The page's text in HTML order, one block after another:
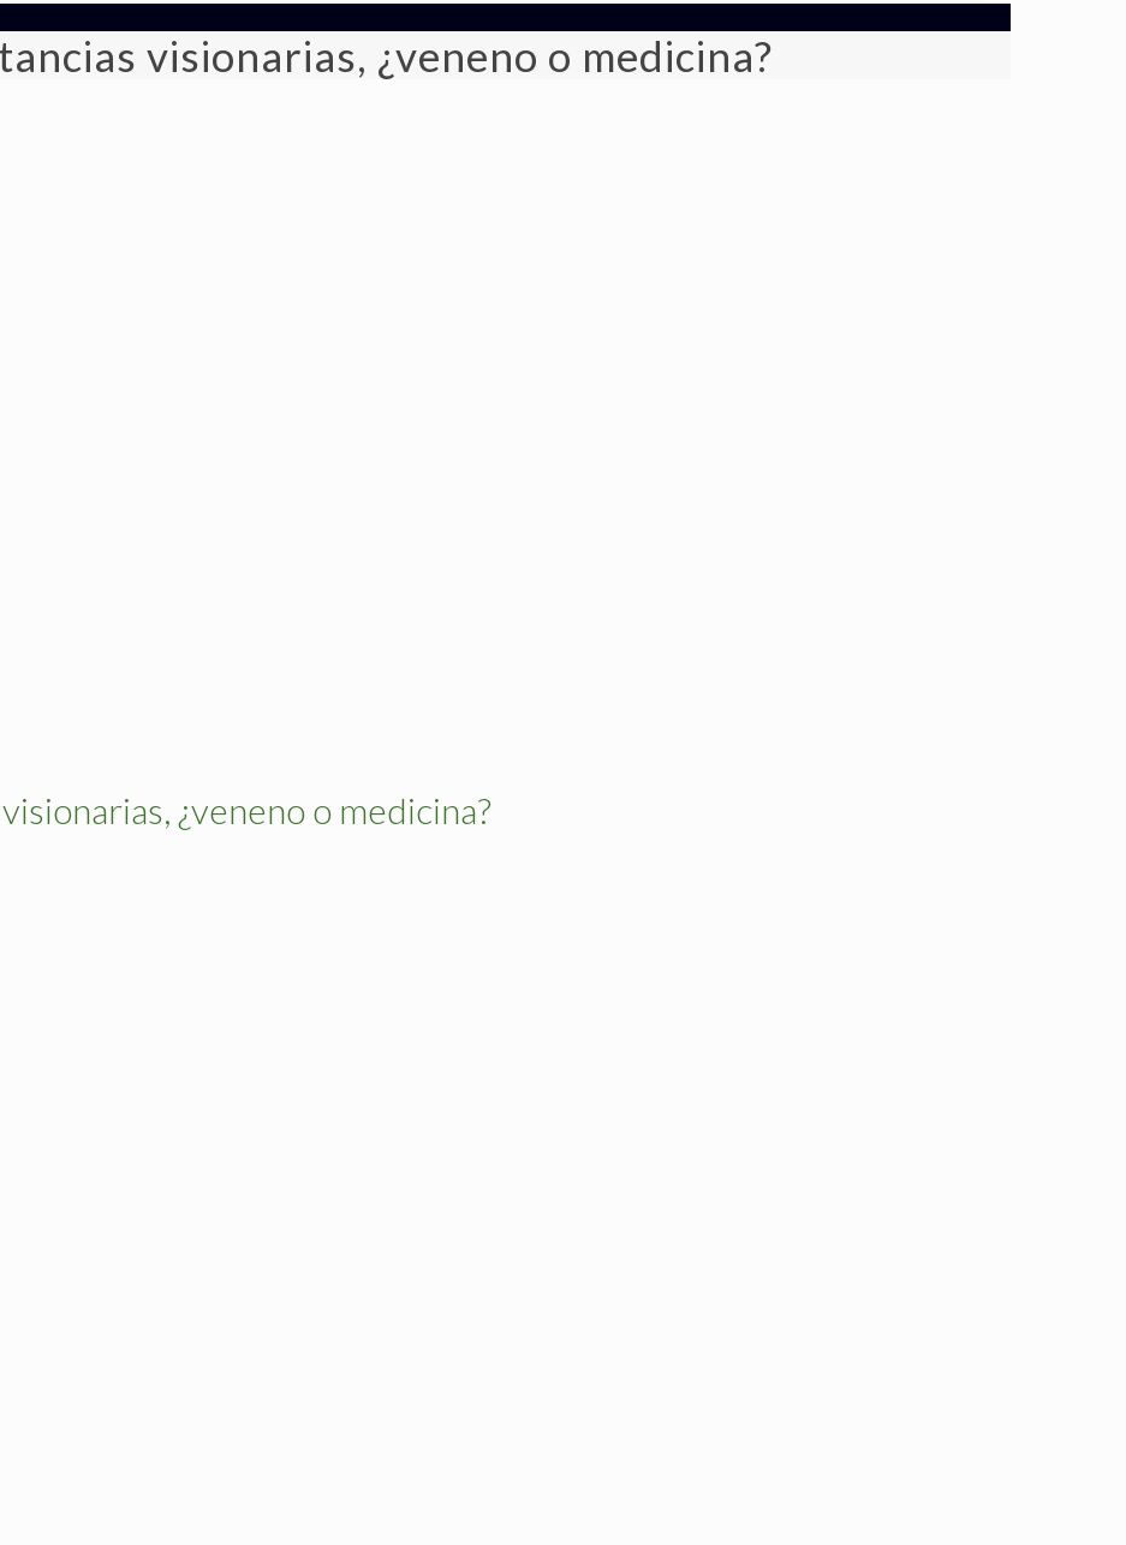
visionarias, ¿veneno o medicina?
¿veneno o medicina?